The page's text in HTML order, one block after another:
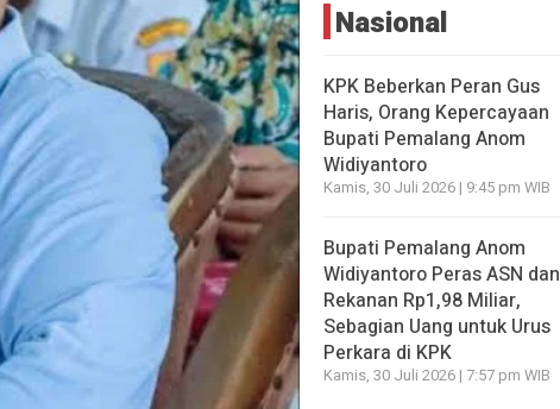
Nasional
KPK Beberkan Peran Gus
Haris, Orang Kepercayaan
Bupati Pemalang Anom
Widiyantoro
Kamis, 30 Juli 2026 | 9:45 pm WIB
Bupati Pemalang Anom
Widiyantoro Peras ASN dan
Rekanan Rp1,98 Miliar,
Sebagian Uang untuk Urus
Perkara di KPK
Kamis, 30 Juli 2026 | 7:57 pm WIB